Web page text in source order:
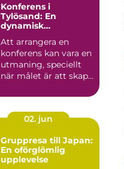
Konferens i
Tylösand: En
dynamisk
Att arrangera en
konferens kan vara en
utmaning, speciellt
när målet är att skapa
02. jun
Gruppresa till Japan:
En oförglömlig
upplevelse